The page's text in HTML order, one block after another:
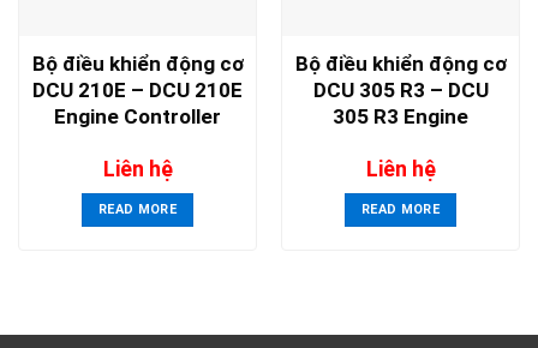
Bộ điều khiển động cơ
DCU 210E – DCU 210E
Engine Controller
Liên hệ
READ MORE
Bộ điều khiển động cơ
DCU 305 R3 – DCU
305 R3 Engine
Liên hệ
READ MORE